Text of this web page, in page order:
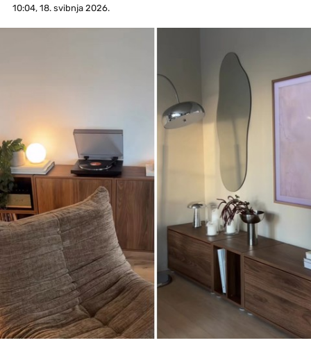
10:04, 18. svibnja 2026.